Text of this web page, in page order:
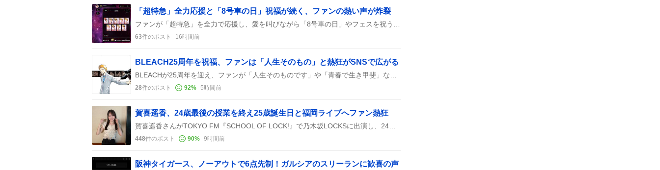
「超特急」全力応援と「8号車の日」祝福が続く、ファンの熱い声が炸裂
63件のポスト 16時間前
BLEACH25周年を祝福、ファンは「人生そのもの」と熱狂がSNSで広がる
28件のポスト 92% 5時間前
賀喜遥香、24歳最後の授業を終え25歳誕生日と福岡ライブへファン熱狂
448件のポスト 90% 9時間前
阪神タイガース、ノーアウトで6点先制！ガルシアのスリーランに歓喜の声